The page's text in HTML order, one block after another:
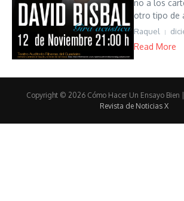
no a los
otro tipo de
Raquel
Read More
Copyright © 2026 Cómo Hacer Un Ensayo Bien
Revista de Noticias X